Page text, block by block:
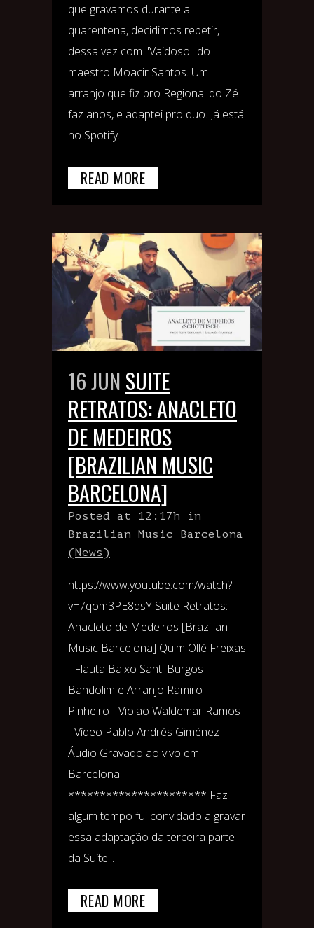
que gravamos durante a
quarentena, decidimos repetir,
dessa vez com "Vaidoso" do
maestro Moacir Santos. Um
arranjo que fiz pro Regional do Zé
faz anos, e adaptei pro duo. Já está
no Spotify...
READ MORE
16 JUN SUITE
RETRATOS: ANACLETO
DE MEDEIROS
[BRAZILIAN MUSIC
BARCELONA]
Posted at 12:17h in
Brazilian Music Barcelona
(News)
https://www.youtube.com/watch?
v=7qom3PE8qsY Suite Retratos:
Anacleto de Medeiros [Brazilian
Music Barcelona] Quim Ollé Freixas
- Flauta Baixo Santi Burgos -
Bandolim e Arranjo Ramiro
Pinheiro - Violao Waldemar Ramos
- Vídeo Pablo Andrés Giménez -
Áudio Gravado ao vivo em
Barcelona
********************** Faz
algum tempo fui convidado a gravar
essa adaptação da terceira parte
da Suíte...
READ MORE